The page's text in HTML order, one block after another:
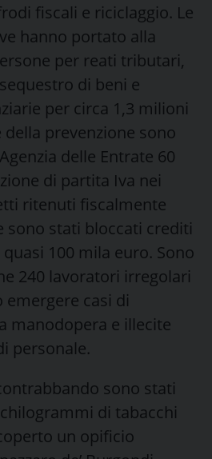
fiscali e riciclaggio. Le
hanno portato alla
per reati tributari,
di beni e
per circa 1,3 milioni
prevenzione sono
delle Entrate 60
di partita Iva nei
ritenuti fiscalmente
sono stati bloccati crediti
100 mila euro. Sono
240 lavoratori irregolari
casi di
manodopera e illecite
personale.
sono stati
di tabacchi
un opificio